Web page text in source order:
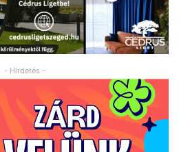
- Hirdetés -